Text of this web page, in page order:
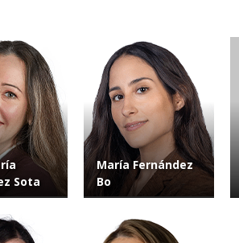
Sota
María Fernández
Bo